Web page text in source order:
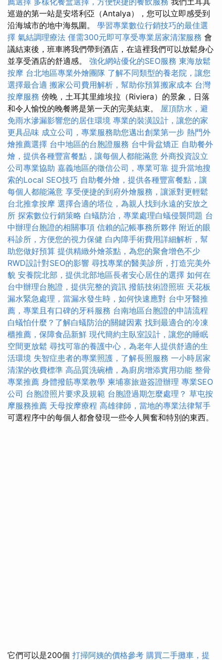
巡遊的第一站是安塔利亞（Antalya），您可以立即感受到
沿海城市的地中海氛圍。 學習專業數位行銷技巧的最佳選
擇 氣結調理療法 僅需300元即可享受專業居家清潔服務 會
議結束後，班車將我們帶到酒店，在這裡我們可以放鬆身心
並享受酒店的舒適感。 強化網站優化的SEO服務 東海放鬆
按摩 台北地區專業外燴團隊 了解不同類型的養老院，讓您
選擇最合適 搬家公司費用解析，幫助你預算搬家成本 台灣
按摩服務 傍晚，土耳其里維埃拉（Riviera）的景象，日落
和令人愉悅的晚餐將是第一天的完美結束。 屋頂防水，避
免雨水滲漏影響您的居住環境 專業的裝潢設計，讓您的家
更具品味 成立公司，專業服務助您邁出創業第一步 熱門外
燴推薦選擇 台中地區的台胞證服務 台中骨盆矯正 自助餐外
燴，提供各種豐富餐點，讓每個人都能滿意 外商投資設立
公司專業協助 嘉義地區的徵信公司，專業可靠 提升當地搜
索的Local SEO技巧 自助餐外燴，提供各種豐富餐點，讓
每個人都能滿意 享受便捷的到府外燴服務，讓派對更輕鬆
台北推拿按摩 選擇合適的塔位，為親人找到永遠的安放之
所 探索數位行銷策略 白蟻防治，專業處理白蟻侵襲問題 台
中辦理台胞證的相關事項 信賴的記帳事務所夥伴 附近的眼
科診所，方便您的視力保健 白內障手術費用詳細解析，幫
助您做好預算 提供精緻外燴茶點，為您的聚會增色不少
RWD設計對SEO的影響 尋找專業的醫美診所，打造完美外
貌 安養院北部，提供北部地區長者安心居住的選擇 如何在
台中辦理台胞證，提供完整的資訊 撥筋技術證照班 天花板
漏水緊急處理，當漏水發生時，如何快速應對 台中牙醫推
薦，專業且有口碑的牙科服務 台南地區台胞證的申請流程
白蟻怕什麼？了解白蟻防治的關鍵因素 找到最適合的冷凍
櫃推薦，保障食品新鮮 現代簡約主臥室設計，讓您的睡眠
空間更放鬆 尋找可靠的養護中心，為老年人提供舒適的生
活環境 失智症患者的專業照護，了解長照服務 一小時居家
清潔的收費標準 高品質洗碗槽，為廚房增添實用功能 整骨
專業推薦 身體撥筋專業教學 柬埔寨旅遊簽證辦理 專業SEO
公司 台胞證照片要求及規範 台胞證過期怎麼處理？ 草屯按
摩服務推薦 天母按摩療程 高雄律師，當地的專業法律幫手
可選程序中的每個人都會發現一些令人興奮和特別的東西。
它們可以是200個 打掃阿姨的價格參考 購買二手攤車，提